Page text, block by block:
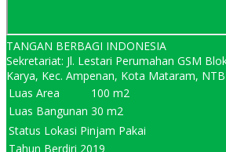
TANGAN BERBAGI INDONESIA
Sekretariat: Jl. Lestari Perumahan GSM
Karya, Kec. Ampenan, Kota Mataram, NTB
Luas Area
100 m2
Luas Bangunan 30 m2
Status Lokasi Pinjam Pakai
Tahun Berdiri 2019